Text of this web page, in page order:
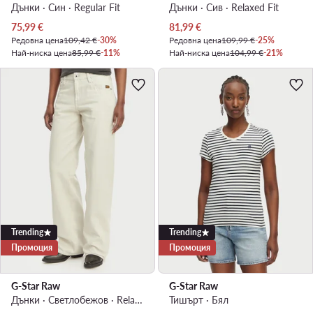
Дънки · Син · Regular Fit
Актуална цена
75,99€
Редовна цена109,42 €-30%
Най-ниска цена85,99 €-11%
Дънки · Сив · Relaxed Fit
Актуална цена
81,99€
Редовна цена109,99 €-25%
Най-ниска цена104,99 €-21%
Trending
Промоция
G-Star Raw
Дънки · Светлобежов · Relaxed Fit
Trending
Промоция
G-Star Raw
Тишърт · Бял